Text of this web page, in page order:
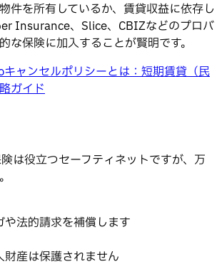
件を所有しているか、賃貸収益に依存し
Insurance、Slice、CBIZなどのプロバ
な保険に加入することが賢明です。
キャンセルポリシーとは：短期賃貸（民
ガイド
は役立つセーフティネットですが、万
や法的請求を補償します
財産は保護されません